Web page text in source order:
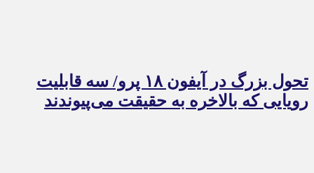
تحول بزرگ در آیفون ۱۸ پرو/ سه قابلیت
رویایی که بالاخره به حقیقت می‌پیوندند